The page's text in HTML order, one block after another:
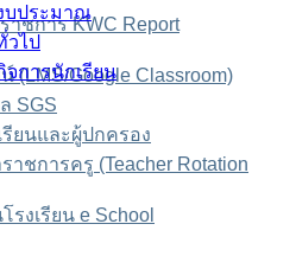
าชการ KWC Report
(LMS/Google Classroom)
SGS
ยนและผู้ปกครอง
าชการครู (Teacher Rotation
งเรียน e School
บประมาณ
วไป
การนักเรียน